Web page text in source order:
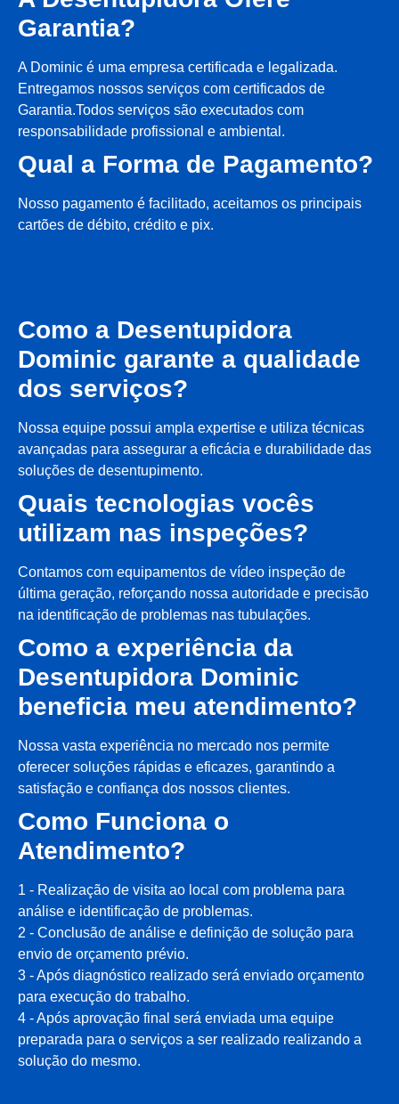
Garantia?
A Dominic é uma empresa certificada e legalizada.
Entregamos nossos serviços com certificados de
Garantia.Todos serviços são executados com
responsabilidade profissional e ambiental.
Qual a Forma de Pagamento?
Nosso pagamento é facilitado, aceitamos os principais
cartões de débito, crédito e pix.
Como a Desentupidora
Dominic garante a qualidade
dos serviços?
Nossa equipe possui ampla expertise e utiliza técnicas
avançadas para assegurar a eficácia e durabilidade das
soluções de desentupimento.
Quais tecnologias vocês
utilizam nas inspeções?
Contamos com equipamentos de vídeo inspeção de
última geração, reforçando nossa autoridade e precisão
na identificação de problemas nas tubulações.
Como a experiência da
Desentupidora Dominic
beneficia meu atendimento?
Nossa vasta experiência no mercado nos permite
oferecer soluções rápidas e eficazes, garantindo a
satisfação e confiança dos nossos clientes.
Como Funciona o
Atendimento?
1 - Realização de visita ao local com problema para
análise e identificação de problemas.
2 - Conclusão de análise e definição de solução para
envio de orçamento prévio.
3 - Após diagnóstico realizado será enviado orçamento
para execução do trabalho.
4 - Após aprovação final será enviada uma equipe
preparada para o serviços a ser realizado realizando a
solução do mesmo.